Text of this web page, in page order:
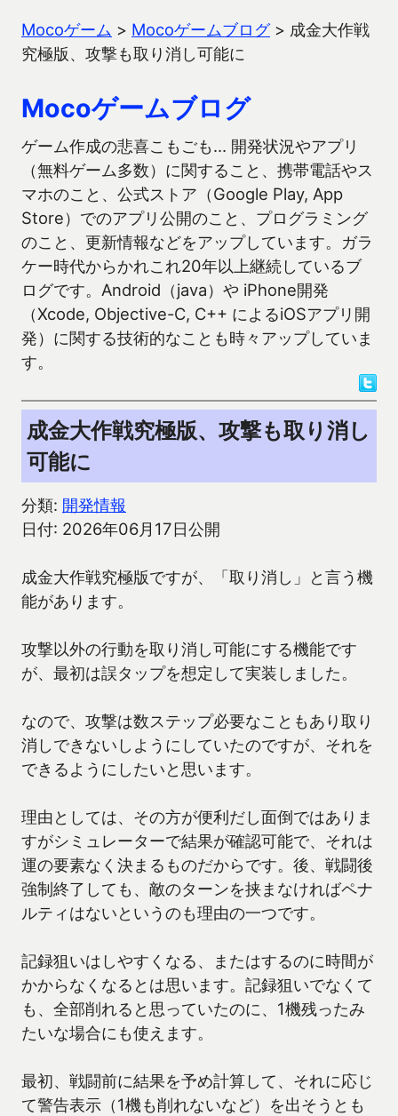
Mocoゲーム > Mocoゲームブログ> 成金大作戦
究極版、攻撃も取り消し可能に
Mocoゲームブログ
ゲーム作成の悲喜こもごも… 開発状況やアプリ
（無料ゲーム多数）に関すること、携帯電話やス
マホのこと、公式ストア（Google Play, App
Store）でのアプリ公開のこと、プログラミング
のこと、更新情報などをアップしています。ガラ
ケー時代からかれこれ20年以上継続しているブ
ログです。Android（java）や iPhone開発
（Xcode, Objective-C, C++ によるiOSアプリ開
発）に関する技術的なことも時々アップしていま
す。
成金大作戦究極版、攻撃も取り消し
可能に
分類: 開発情報
日付: 2026年06月17日公開
成金大作戦究極版ですが、「取り消し」と言う機
能があります。
攻撃以外の行動を取り消し可能にする機能です
が、最初は誤タップを想定して実装しました。
なので、攻撃は数ステップ必要なこともあり取り
消しできないしようにしていたのですが、それを
できるようにしたいと思います。
理由としては、その方が便利だし面倒ではありま
すがシミュレーターで結果が確認可能で、それは
運の要素なく決まるものだからです。後、戦闘後
強制終了しても、敵のターンを挟まなければペナ
ルティはないというのも理由の一つです。
記録狙いはしやすくなる、またはするのに時間が
かからなくなるとは思います。記録狙いでなくて
も、全部削れると思っていたのに、1機残ったみ
たいな場合にも使えます。
最初、戦闘前に結果を予め計算して、それに応じ
て警告表示（1機も削れないなど）を出そうとも